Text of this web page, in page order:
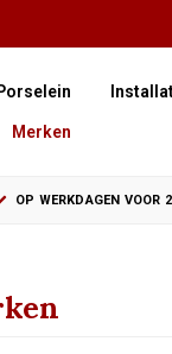
Merken
OP WERKDAGEN VOOR